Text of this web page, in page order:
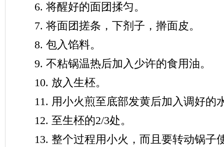
6. 将醒好的面团揉匀。
7. 将面团搓条，下剂子，擀面皮。
8. 包入馅料。
9. 不粘锅温热后加入少许的食用油。
10. 放入生柸。
11. 用小火煎至底部发黄后加入调好的
12. 至生柸的2/3处。
13. 整个过程用小火，而且要转动锅子